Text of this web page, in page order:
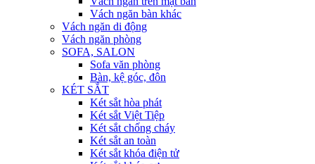
Vách ngăn bàn khác
Vách ngăn di động
Vách ngăn phòng
SOFA, SALON
Sofa văn phòng
Bàn, kệ góc, đôn
KÉT SẮT
Két sắt hòa phát
Két sắt Việt Tiệp
Két sắt chống cháy
Két sắt an toàn
Két sắt khóa điện tử